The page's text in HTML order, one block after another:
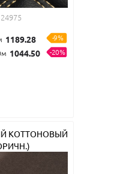
24975
1189.28
-9%
1044.50 -20%
КОТТОНОВЫЙ